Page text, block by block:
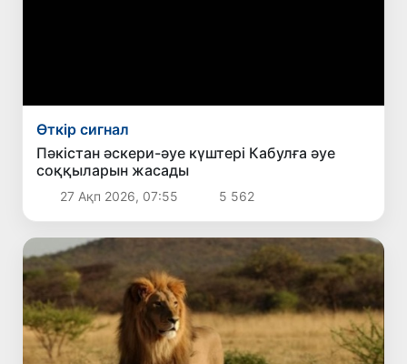
Өткір сигнал
Пәкістан әскери-әуе күштері Кабулға әуе
соққыларын жасады
27 Ақп 2026, 07:55 5 562